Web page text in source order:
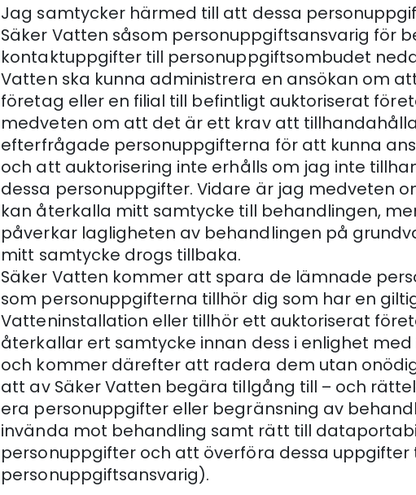
Jag samtycker härmed till att dessa
Säker Vatten såsom personuppgiftsansvarig för
kontaktuppgifter till personuppgiftsombudet
Vatten ska kunna administrera en ansökan om
företag eller en filial till befintligt auktoriserat
medveten om att det är ett krav att
efterfrågade personuppgifterna för att kunna
och att auktorisering inte erhålls om jag inte
dessa personuppgifter. Vidare är jag medveten
kan återkalla mitt samtycke till behandlingen,
påverkar lagligheten av behandlingen på
mitt samtycke drogs tillbaka.
Säker Vatten kommer att spara de lämnade
som personuppgifterna tillhör dig som har en
Vatteninstallation eller tillhör ett auktoriserat
återkallar ert samtycke innan dess i enlighet
och kommer därefter att radera dem utan
att av Säker Vatten begära tillgång till – och
era personuppgifter eller begränsning av
invända mot behandling samt rätt till
personuppgifter och att överföra dessa uppgifter
personuppgiftsansvarig).